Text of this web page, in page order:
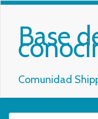
Base
Comunidad